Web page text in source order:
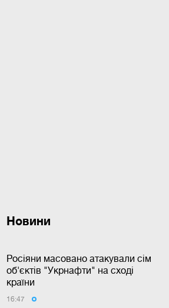
Новини
Росіяни масовано атакували сім
об'єктів "Укрнафти" на сході
країни
16:47